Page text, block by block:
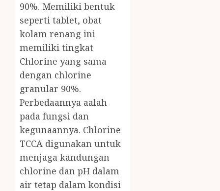
90%. Memiliki bentuk
seperti tablet, obat
kolam renang ini
memiliki tingkat
Chlorine yang sama
dengan chlorine
granular 90%.
Perbedaannya aalah
pada fungsi dan
kegunaannya. Chlorine
TCCA digunakan untuk
menjaga kandungan
chlorine dan pH dalam
air tetap dalam kondisi